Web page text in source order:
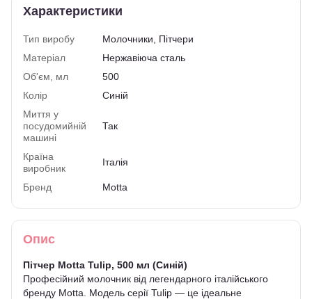
Характеристики
Тип виробу
Молочники, Пітчери
Матеріал
Нержавіюча сталь
Об'єм, мл
500
Колір
Синій
Миття у
посудомийній
машині
Так
Країна
виробник
Італія
Бренд Motta
Опис
Пітчер Motta Tulip, 500 мл (Синій)
Професійний молочник від легендарного італійського
бренду Motta. Модель серії Tulip — це ідеальне